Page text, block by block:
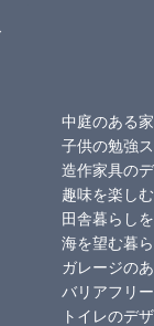
中庭のある家
子供の勉強
造作家具の
趣味を楽し
田舎暮らし
海を望む暮
ガレージの
バリアフリ
トイレのデ